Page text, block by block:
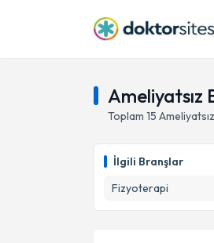
Ameliyatsız
Toplam 15
İlgili Branşlar
Fizyoterapi